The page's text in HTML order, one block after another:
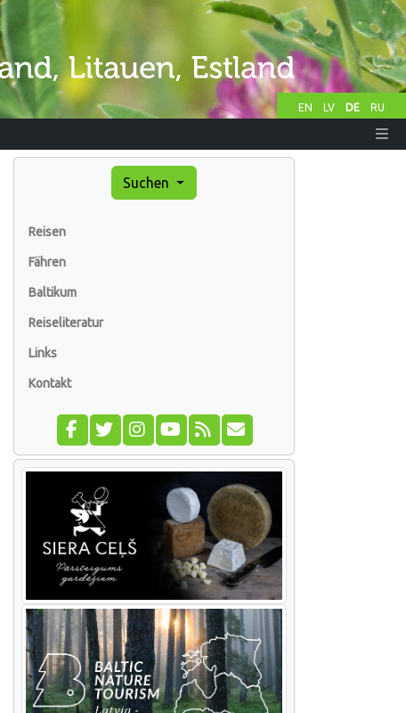
EN LV DE RU
Suchen
Reisen
Fähren
Baltikum
Reiseliteratur
Links
Kontakt